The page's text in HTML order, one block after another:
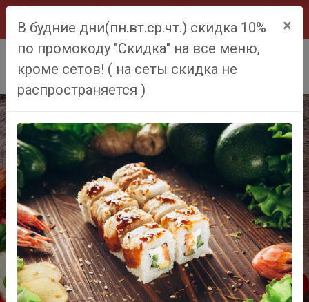
ПИЦЦА
от 250 рублей
Previous Next
В будние дни(пн.вт.ср.чт.) скидка 10%
по промокоду "Скидка" на все меню,
кроме сетов! ( на сеты скидка не
распространяется )
×